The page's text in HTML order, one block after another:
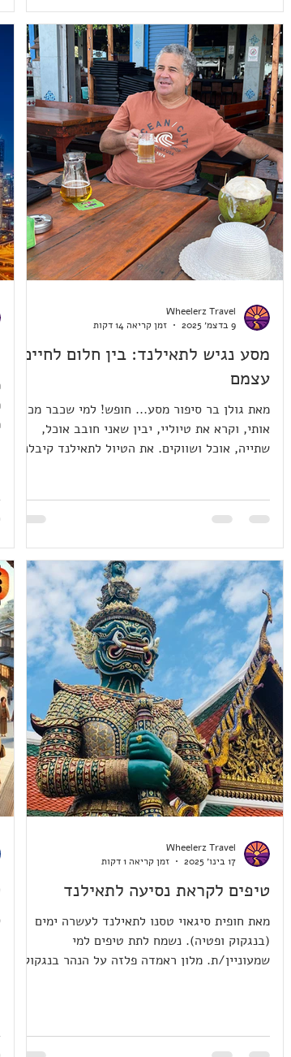
כשהטיסה הייתה אמורה להיות ביום שני אחרי
(במוצ"ש החזירו את הטיסה, אבל זה היה מאלץ
אותנו לקונקשן של 8 שעות בשדה התעופה, אז
ויתרנו). חיפשתי אפשרות נוספת והזמנתי לבסוף
טיסה מאתונה לטאבה, ומשם הזמנתי מונית
מסע נגיש לתאילנד: בין חלום לחיים
עצמם
מאת גולן בר סיפור מסע... חופש! למי שכבר מכיר
אותי, וקרא את טיוליי, יבין שאני חובב אוכל,
שתייה, אוכל ושווקים. את הטיול לתאילנד קיבלנו
בעיני המטייל, מה החוויות, מה הרשמים והאם
נחזור לתאילנד. ההתחלה - 31.10.25 חברת תעופה
Emirates, מחלקת עסקים כדאי או לא? כדאי, אם
אתה זקוק לשינויי תנוחה ובא לך להתפנק. לאונג'
קלאב - Lounge club בדובאיי, האם כדאי להז
Wheelerz Travel
9 בדצמ׳ 2025
זמן קריאה 14 דקות
טיפים לקראת נסיעה לתאילנד
מאת חופית סיגאוי טסנו לתאילנד לעשרה ימים
(בנגקוק ופטיה). נשמח לתת טיפים למי
שמעוניין/ת. מלון ראמדה פלזה על הנהר בנגקוק
Wheelerz Travel
17 בינו׳ 2025
זמן קריאה 1 דקות